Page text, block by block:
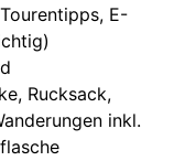
E-
Rucksack,
inkl.